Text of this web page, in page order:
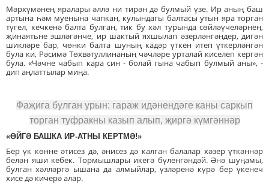
Мәрхүмәнең яралары әллә ни тирән дә булмый үзе. Ир аның баш
артына һәм муенына чапкан, кулындагы балтасы утын яра торган
түгел, кечкенә балта булган, тик бу хәл турында сөйләүчеләрнең,
җинаятьне эшләгәнче, ир шактый яхшылап әзерләнгәндер, дигән
шикләре бар, чөнки балта шуның кадәр үткен итеп үткерләнгән
була ки, Рәсимә Төхвәтуллинаның чәчләре урталай киселеп кергән
була. «Чәчне чабып кара син - болай гына чабып булмый аны», -
дип аңлаттылар миңа.
Фаҗига булган урын: гараж идәнендәге каны саркып
торган туфракны казып алып, җиргә күмгәннәр
«ӨЙГӘ БАШКА ИР-АТНЫ КЕРТМӘ!»
Бер үк көнне әтисез дә, әнисез дә калган балалар хәзер үткәннәр
белән яши кебек. Тормышлары икегә бүленгәндәй. Әнә шуңамы,
булган хәлләргә ышана да алмыйлар, үзләренә күрә бер үкенеч
хисе дә кичерә алар.